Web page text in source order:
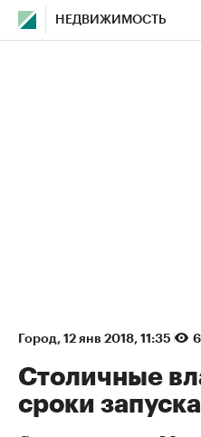
НЕДВИЖИМОСТЬ
Город⁠, 12 янв 2018, 11:35
Столичные
сроки